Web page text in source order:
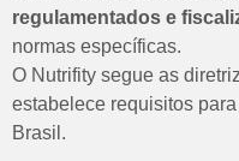
regulamentados e
normas específicas.
O Nutrifity segue as
estabelece requisitos
Brasil.